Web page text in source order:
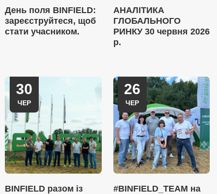
День поля BINFIELD:
зареєструйтеся, щоб
стати учасником.
АНАЛІТИКА
ГЛОБАЛЬНОГО
РИНКУ 30 червня 2026
р.
30
ЧЕР
BINFIELD разом із
26
ЧЕР
#BINFIELD_TEAM на